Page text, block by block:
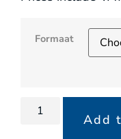
Formaat
Add